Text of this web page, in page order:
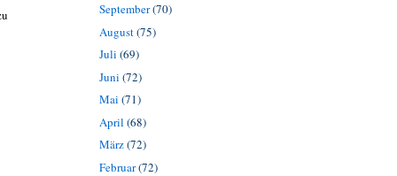
September(70)
August(75)
Juli (69)
Juni (72)
Mai (71)
April (68)
März(72)
Februar(72)